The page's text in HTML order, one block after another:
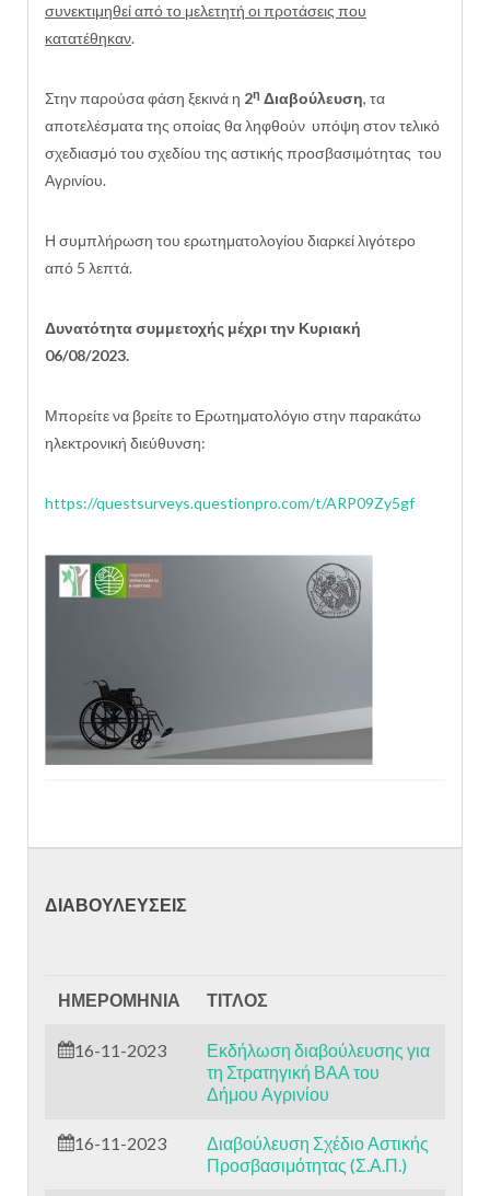
συνεκτιμηθεί από το μελετητή οι προτάσεις που
κατατέθηκαν.
Στην παρούσα φάση ξεκινά η 2η Διαβούλευση, τα
αποτελέσματα της οποίας θα ληφθούν υπόψη στον τελικό
σχεδιασμό του σχεδίου της αστικής προσβασιμότητας του
Αγρινίου.
Η συμπλήρωση του ερωτηματολογίου διαρκεί λιγότερο
από 5 λεπτά.
Δυνατότητα συμμετοχής μέχρι την Κυριακή
06/08/2023.
Μπορείτε να βρείτε το Ερωτηματολόγιο στην παρακάτω
ηλεκτρονική διεύθυνση:
https://questsurveys.questionpro.com/t/ARP09Zy5gf
ΔΙΑΒΟΥΛΕΥΣΕΙΣ
ΗΜΕΡΟΜΗΝΙΑ ΤΙΤΛΟΣ
16-11-2023
Εκδήλωση διαβούλευσης για
τη Στρατηγική ΒΑΑ του
Δήμου Αγρινίου
16-11-2023
Διαβούλευση Σχέδιο Αστικής
Προσβασιμότητας (Σ.Α.Π.)